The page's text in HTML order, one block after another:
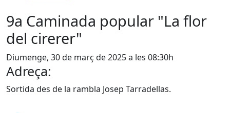
9a Caminada popular "La flor
del cirerer"
Diumenge, 30 de març de 2025 a les 08:30h
Adreça:
Sortida des de la rambla Josep Tarradellas.